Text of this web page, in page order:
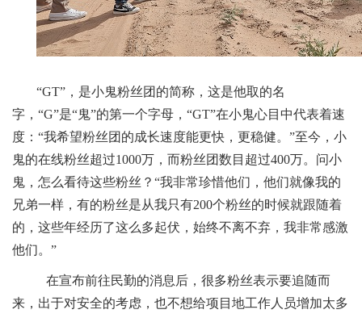
“GT”，是小鬼粉丝团的简称，这是他取的名
字，“G”是“鬼”的第一个字母，“GT”在小鬼心目中代表着速
度：“我希望粉丝团的成长速度能更快，更稳健。”至今，小
鬼的在线粉丝超过1000万，而粉丝团数目超过400万。问小
鬼，怎么看待这些粉丝？“我非常珍惜他们，他们就像我的
兄弟一样，有的粉丝是从我只有200个粉丝的时候就跟随着
的，这些年经历了这么多起伏，始终不离不弃，我非常感激
他们。”
在宣布前往民勤的消息后，很多粉丝表示要追随而
来，出于对安全的考虑，也不想给项目地工作人员增加太多